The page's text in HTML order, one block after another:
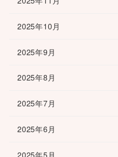
2025年10月
2025年9月
2025年8月
2025年7月
2025年6月
2025年5月